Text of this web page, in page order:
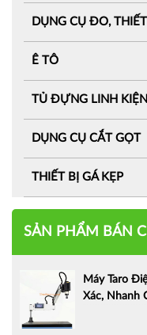
DỤNG CỤ ĐO,
Ê TÔ
TỦ ĐỰNG LINH
DỤNG CỤ CẮT GỌT
THIẾT BỊ GÁ KẸP
SẢN PHẨM BÁN
Máy Taro
Xác, Nhanh